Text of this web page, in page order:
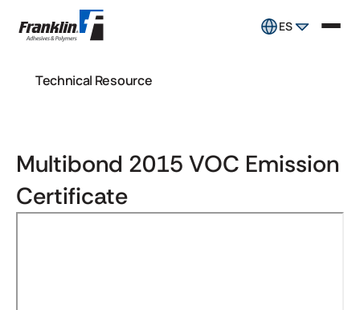
ES
Technical Resource
Multibond 2015 VOC Emission
Certificate